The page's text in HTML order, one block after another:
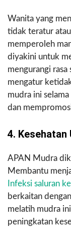
Wanita yang
tidak teratur
memperoleh
diyakini untuk
mengurangi
mengatur
mudra ini selama
dan
4. Kesehatan
APAN Mudra
Membantu
Infeksi saluran
berkaitan
melatih mudra
peningkatan